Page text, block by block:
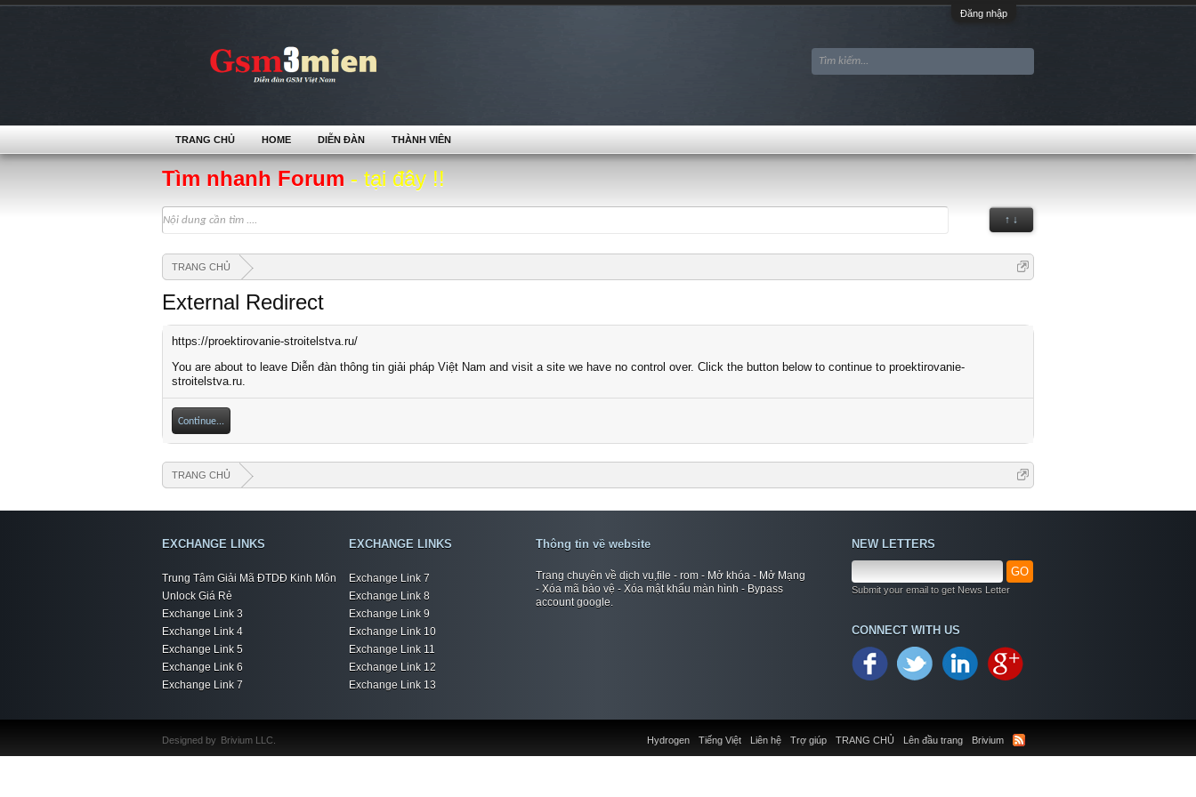
Đăng nhập
Tìm nhanh Forum - tại đây !!
↑ ↓
TRANG CHỦ
External Redirect
https://proektirovanie-stroitelstva.ru/
You are about to leave Diễn đàn thông tin giải pháp Việt Nam and visit a site we have no control over. Click the button below to continue to proektirovanie-
stroitelstva.ru.
Continue...
TRANG CHỦ
TRANG CHỦ HOME DIỄN ĐÀN THÀNH VIÊN
EXCHANGE LINKS
Trung Tâm Giải Mã ĐTDĐ Kinh Môn
Unlock Giá Rẻ
Exchange Link 3
Exchange Link 4
Exchange Link 5
Exchange Link 6
Exchange Link 7
EXCHANGE LINKS
Exchange Link 7
Exchange Link 8
Exchange Link 9
Exchange Link 10
Exchange Link 11
Exchange Link 12
Exchange Link 13
Thông tin về website
Trang chuyên về dịch vụ,file - rom - Mở khóa - Mở Mạng
- Xóa mã bảo vệ - Xóa mật khẩu màn hình - Bypass
account google.
NEW LETTERS
GO
Submit your email to get News Letter
CONNECT WITH US
Liên hệ Trợ giúp TRANG CHỦ Lên đầu trang Brivium
Hydrogen Tiếng Việt
Designed by Brivium LLC.